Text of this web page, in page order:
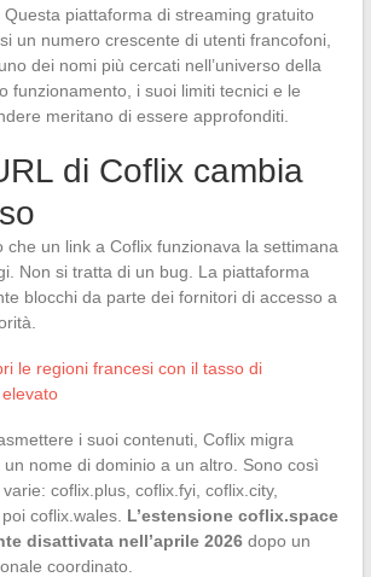
piattaforma di streaming gratuito
un numero crescente di utenti francofoni,
dei nomi più cercati nell’universo della
funzionamento, i suoi limiti tecnici e le
meritano di essere approfonditi.
di Coflix cambia
che un link a Coflix funzionava la settimana
Non si tratta di un bug. La piattaforma
blocchi da parte dei fornitori di accesso a
le regioni francesi con il tasso di
i suoi contenuti, Coflix migra
nome di dominio a un altro. Sono così
coflix.plus, coflix.fyi, coflix.city,
coflix.wales. L’estensione coflix.space
disattivata nell’aprile 2026dopo un
coordinato.